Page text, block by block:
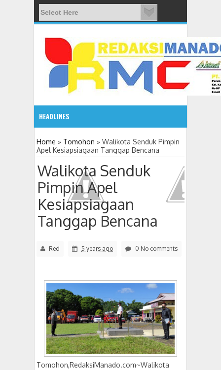
HEADLINES
2:10 PM
Home » Tomohon » Walikota Senduk Pimpin
Apel Kesiapsiagaan Tanggap Bencana
Walikota Senduk
Pimpin Apel
Kesiapsiagaan
Tanggap Bencana
Red 5 years ago 0 No comments
Tomohon,RedaksiManado.com~Walikota